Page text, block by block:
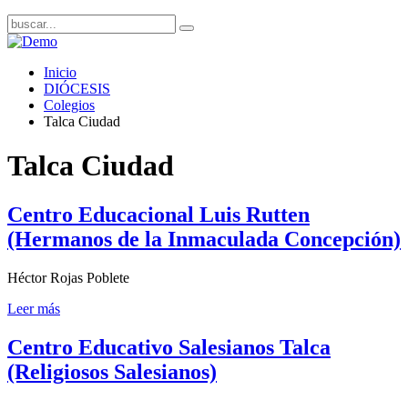
Inicio
DIÓCESIS
Colegios
Talca Ciudad
Talca Ciudad
Centro Educacional Luis Rutten
(Hermanos de la Inmaculada Concepción)
Héctor Rojas Poblete
Leer más
Centro Educativo Salesianos Talca
(Religiosos Salesianos)